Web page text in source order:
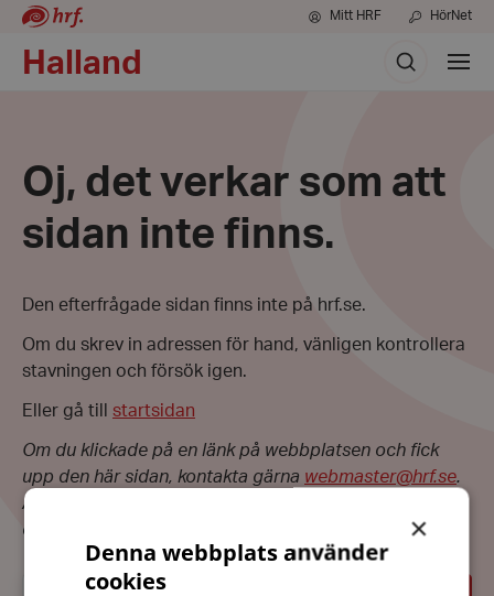
Mitt HRF HörNet
Halland Sök
Visa
meny
Oj, det verkar som att
sidan inte finns.
Den efterfrågade sidan finns inte på hrf.se.
Om du skrev in adressen för hand, vänligen kontrollera
stavningen och försök igen.
Eller gå till startsidan
Om du klickade på en länk på webbplatsen och fick
upp den här sidan, kontakta gärna webmaster@hrf.se.
Ange vilken sida du var på, vilken länk du klickade på
och att du fick felkoden 404.
×
Denna webbplats använder
cookies